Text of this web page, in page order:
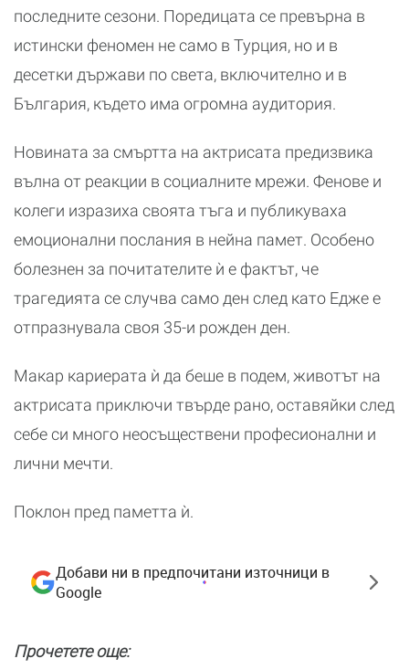
последните сезони. Поредицата се превърна в
истински феномен не само в Турция, но и в
десетки държави по света, включително и в
България, където има огромна аудитория.
Новината за смъртта на актрисата предизвика
вълна от реакции в социалните мрежи. Фенове и
колеги изразиха своята тъга и публикуваха
емоционални послания в нейна памет. Особено
болезнен за почитателите ѝ е фактът, че
трагедията се случва само ден след като Едже е
отпразнувала своя 35-и рожден ден.
Макар кариерата ѝ да беше в подем, животът на
актрисата приключи твърде рано, оставяйки след
себе си много неосъществени професионални и
лични мечти.
Поклон пред паметта ѝ.
Добави ни в предпочитани източници в
Google
Прочетете още: